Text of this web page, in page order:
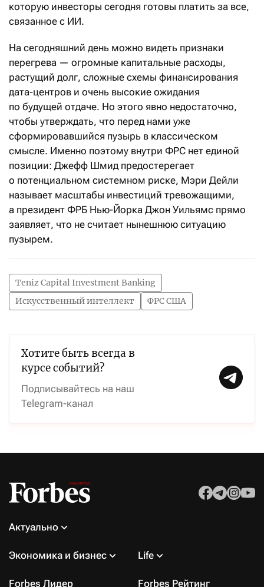
которую инвесторы сегодня готовы платить за все,
связанное с ИИ.
На сегодняшний день можно видеть признаки
перегрева — огромные капитальные расходы,
растущий долг, сложные схемы финансирования
дата-центров и очень высокие ожидания
по будущей отдаче. Но этого явно недостаточно,
чтобы утверждать, что перед нами уже
сформировавшийся пузырь в классическом
смысле. Именно поэтому внутри ФРС нет единой
позиции: Джефф Шмид предостерегает
о потенциальном системном риске, Мэри Дейли
называет масштабы инвестиций тревожащими,
а президент ФРБ Нью-Йорка Джон Уильямс прямо
заявляет, что не считает нынешнюю ситуацию
пузырем.
Teniz Capital Investment Banking
Искусственный интеллект
ФРС США
Хотите быть всегда в
курсе событий?
Подписывайтесь на наш
Telegram-канал
Актуально
Экономика и бизнес Life
Forbes Лидер Forbes Рейтинг